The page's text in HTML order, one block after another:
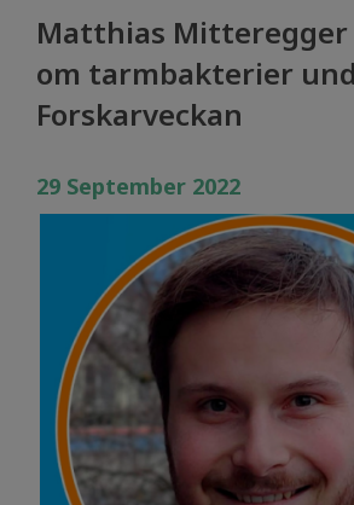
Matthias
om tarmbakterier
Forskarveckan
29 September 2022